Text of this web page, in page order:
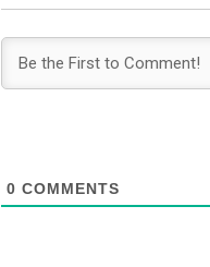
0 COMMENTS